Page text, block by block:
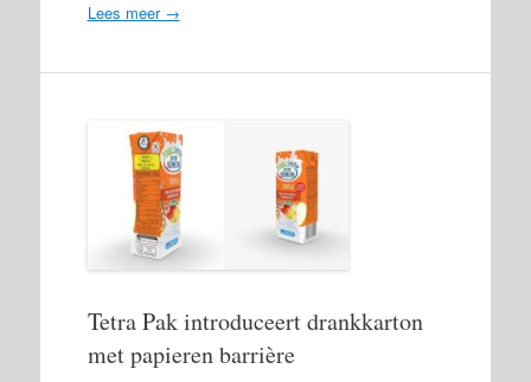
Lees meer →
Tetra Pak introduceert drankkarton
met papieren barrière